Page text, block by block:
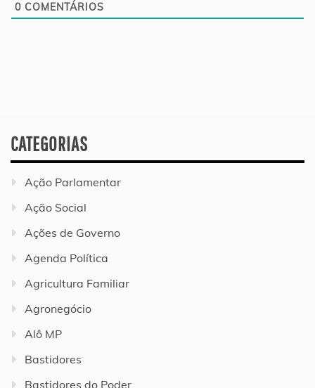
0 COMENTÁRIOS
CATEGORIAS
Ação Parlamentar
Ação Social
Ações de Governo
Agenda Política
Agricultura Familiar
Agronegócio
Alô MP
Bastidores
Bastidores do Poder